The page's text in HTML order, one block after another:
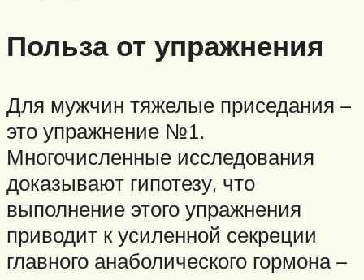
Польза от упражнения
Для мужчин тяжелые приседания –
это упражнение №1.
Многочисленные исследования
доказывают гипотезу, что
выполнение этого упражнения
приводит к усиленной секреции
главного анаболического гормона –